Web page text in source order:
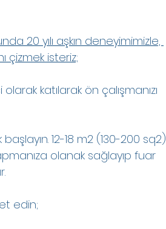
20 yılı aşkın deneyimimizle,
çizmek isteriz;
katılarak ön çalışmanızı
12-18 m2 (130-200 sq2)
olanak sağlayıp fuar
edin;